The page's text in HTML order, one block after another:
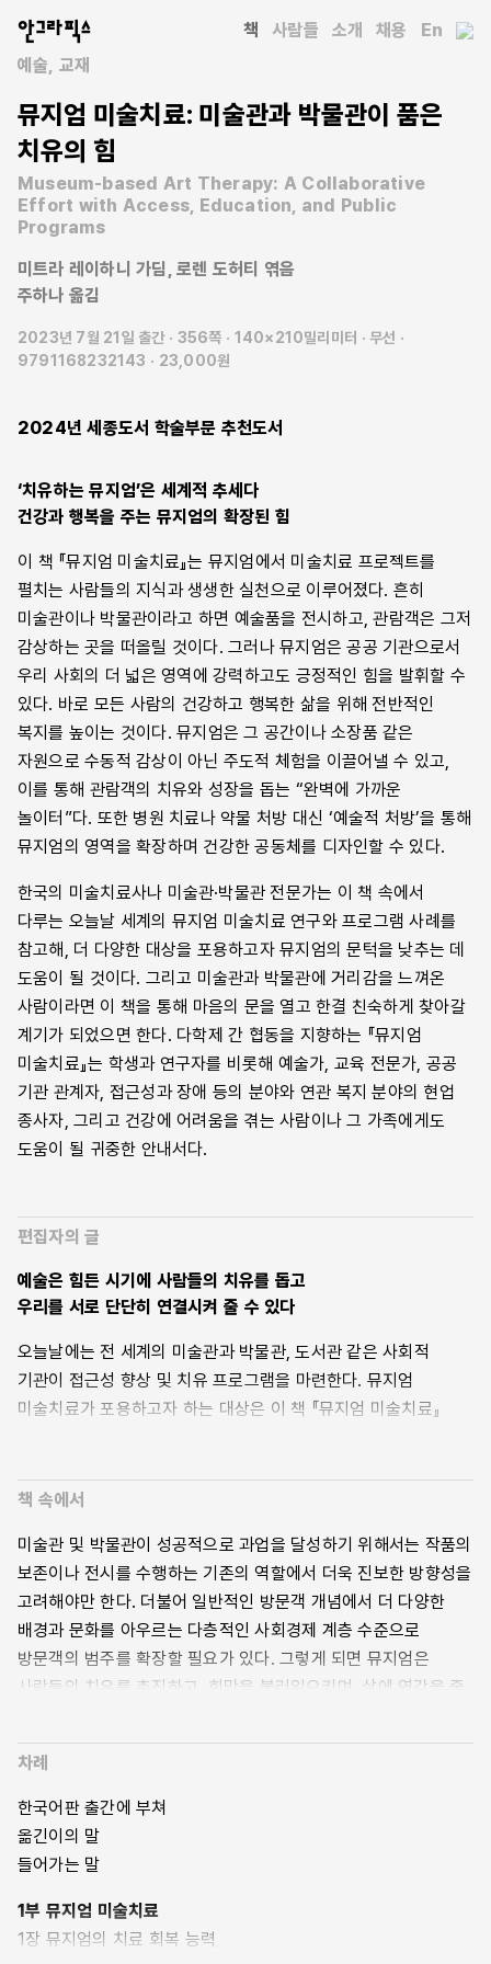
안그라픽스 책 사람들 소개 채용
En
예술 교재
뮤지엄 미술치료: 미술관과 박물관이 품은
치유의 힘
Museum-based Art Therapy: A Collaborative
Effort with Access, Education, and Public
Programs
미트라 레이하니 가딤 로렌 도허티 엮음
주하나 옮김
2023년 7월 21일 출간 356쪽 140×210밀리미터
무선
9791168232143
23,000원
2024년 세종도서 학술부문 추천도서
‘치유하는 뮤지엄’은 세계적 추세다
건강과 행복을 주는 뮤지엄의 확장된 힘
이 책 『뮤지엄 미술치료』는 뮤지엄에서 미술치료 프로젝트를
펼치는 사람들의 지식과 생생한 실천으로 이루어졌다. 흔히
미술관이나 박물관이라고 하면 예술품을 전시하고, 관람객은 그저
감상하는 곳을 떠올릴 것이다. 그러나 뮤지엄은 공공 기관으로서
우리 사회의 더 넓은 영역에 강력하고도 긍정적인 힘을 발휘할 수
있다. 바로 모든 사람의 건강하고 행복한 삶을 위해 전반적인
복지를 높이는 것이다. 뮤지엄은 그 공간이나 소장품 같은
자원으로 수동적 감상이 아닌 주도적 체험을 이끌어낼 수 있고,
이를 통해 관람객의 치유와 성장을 돕는 “완벽에 가까운
놀이터”다. 또한 병원 치료나 약물 처방 대신 ‘예술적 처방’을 통해
뮤지엄의 영역을 확장하며 건강한 공동체를 디자인할 수 있다.
한국의 미술치료사나 미술관·박물관 전문가는 이 책 속에서
다루는 오늘날 세계의 뮤지엄 미술치료 연구와 프로그램 사례를
참고해, 더 다양한 대상을 포용하고자 뮤지엄의 문턱을 낮추는 데
도움이 될 것이다. 그리고 미술관과 박물관에 거리감을 느껴온
사람이라면 이 책을 통해 마음의 문을 열고 한결 친숙하게 찾아갈
계기가 되었으면 한다. 다학제 간 협동을 지향하는 『뮤지엄
미술치료』는 학생과 연구자를 비롯해 예술가, 교육 전문가, 공공
기관 관계자, 접근성과 장애 등의 분야와 연관 복지 분야의 현업
종사자, 그리고 건강에 어려움을 겪는 사람이나 그 가족에게도
도움이 될 귀중한 안내서다.
편집자의 글
예술은 힘든 시기에 사람들의 치유를 돕고
우리를 서로 단단히 연결시켜 줄 수 있다
오늘날에는 전 세계의 미술관과 박물관, 도서관 같은 사회적
기관이 접근성 향상 및 치유 프로그램을 마련한다. 뮤지엄
미술치료가 포용하고자 하는 대상은 이 책 『뮤지엄 미술치료』
prescribing)이 필요하기 때문이다. 사회적 처방이란 보건복지
것이다. “세계적으로 사람들의 전반적인 건강을 도모하는 것이
정신과 신체적인 건강 모두를 증진한다는 걸 이해하게 되면서,
의사와 연구자들은 처방을 통해 뮤지엄 방문을 권고하기
시작했다.” 일반적으로 치료는 환자에게만 필요한 것이라고
생각하지만, 사회적 처방은 그런 구분 짓기를 떠나 모든 사회
책은 수많은 연구자가 쌓아온 이론적 기반과 현장에 접목할 수
있는 유용한 사례로 가득하다. 먼저 1부에서 박물관 및 미술관에서
이뤄지는 미술치료 업무를 소개하고, 2부에서 다른 기관과 협력한
사례를 다룬다. 권력 집약적인 수행 방식과는 거리가 멀고, 뮤지엄
조직 전체를 연결하는 동시에 외부 기관과의 협력으로 함께
다양한 뮤지엄의 제작 공간과 스튜디오를 더 상세히 살펴보고
어떻게 이런 공간이 치유를 도울 수 있는지 설명한다. 4부에서는
책 속에서
미술관 및 박물관이 성공적으로 과업을 달성하기 위해서는 작품의
보존이나 전시를 수행하는 기존의 역할에서 더욱 진보한 방향성을
고려해야만 한다. 더불어 일반적인 방문객 개념에서 더 다양한
배경과 문화를 아우르는 다층적인 사회경제 계층 수준으로
방문객의 범주를 확장할 필요가 있다. 그렇게 되면 뮤지엄은
사람들의 치유를 촉진하고, 희망을 불러일으키며, 삶에 영감을 줄
실천하려면 개개인의 복지에 관심을 두고 가족 및 주변 사회와
협력하는 동반자가 되어야 한다. 지역사회의 근간은 개인에서
출발하고, 거시적으로 보면 이들은 결과적으로 국가를 지탱하는
주체기 때문이다.
캐롤린 브라운 트리던, 「뮤지엄의 치료 회복 능력」, 20–21쪽
장애인의 권익 향상을 위해 위와 같은 변화와 개혁이
차례
한국어판 출간에 부쳐
옮긴이의 말
들어가는 말
1부 뮤지엄 미술치료
1장 뮤지엄의 치료 회복 능력